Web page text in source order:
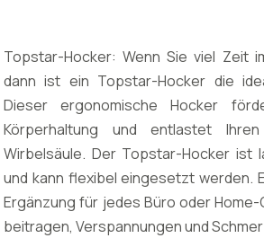
Topstar-Hocker: Wenn Sie viel Zeit
dann ist ein Topstar-Hocker die
Dieser ergonomische Hocker
Körperhaltung und entlastet
Wirbelsäule. Der Topstar-Hocker ist
und kann flexibel eingesetzt werden.
Ergänzung für jedes Büro oder Home-
beitragen, Verspannungen und